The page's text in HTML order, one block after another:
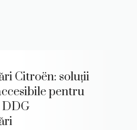
Citroën: soluții
pentru